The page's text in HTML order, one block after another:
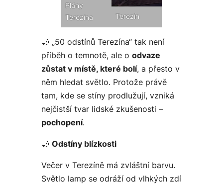
Plány
Terezína
Terezín
🌙 „50 odstínů Terezína“ tak není
příběh o temnotě, ale o odvaze
zůstat v místě, které bolí, a přesto v
něm hledat světlo. Protože právě
tam, kde se stíny prodlužují, vzniká
nejčistší tvar lidské zkušenosti –
pochopení.
🌙 Odstíny blízkosti
Večer v Terezíně má zvláštní barvu.
Světlo lamp se odráží od vlhkých zdí